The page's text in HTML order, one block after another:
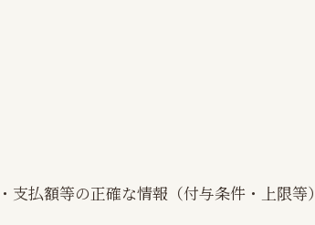
支払額等の正確な情報（付与条件・上限